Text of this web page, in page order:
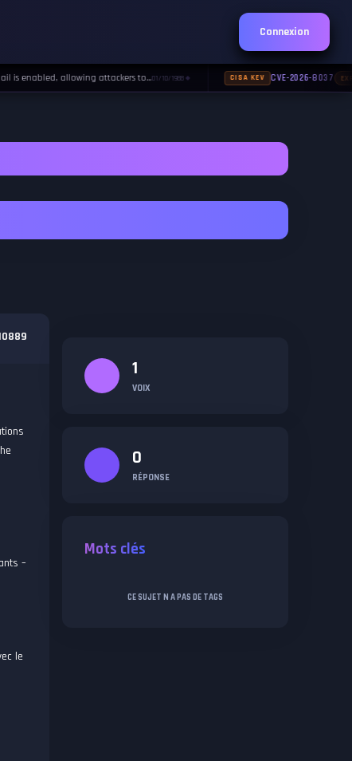
Connexion
–
le
1
VOIX
0
RÉPONSE
Mots clés
CE SUJET N A PAS DE TAGS
is enabled, allowing attackers to…01/10/1988 ◆ CISA KEV CVE-2026-8037